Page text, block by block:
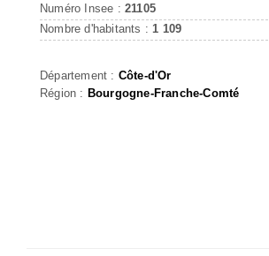
Numéro Insee : 21105
Nombre d'habitants : 1 109
Département : Côte-d'Or
Région : Bourgogne-Franche-Comté